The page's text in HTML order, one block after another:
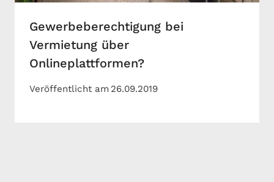
Gewerbeberechtigung bei
Vermietung über
Onlineplattformen?
Veröffentlicht am 26.09.2019